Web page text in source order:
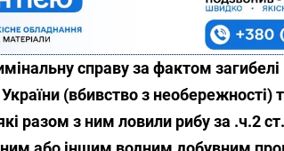
справу за фактом загибелі
(вбивство з необережності)
разом з ним ловили рибу за .ч.2